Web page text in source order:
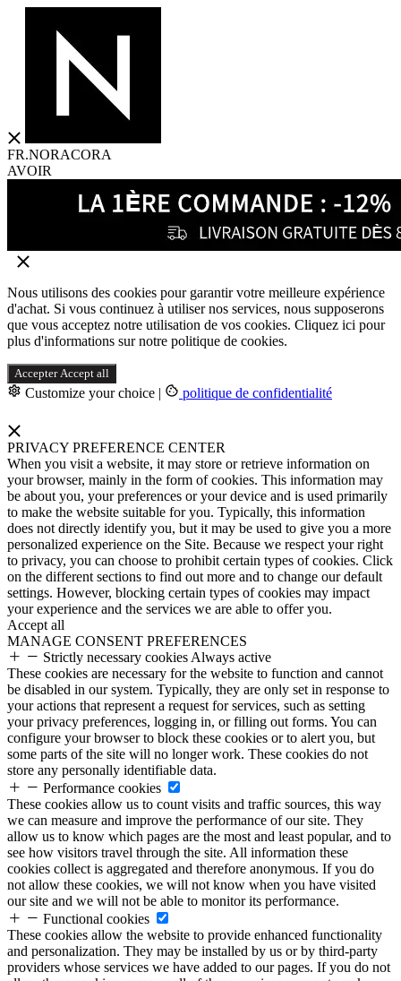
FR.NORACORA
AVOIR
Nous utilisons des cookies pour garantir votre meilleure expérience
d'achat. Si vous continuez à utiliser nos services, nous supposerons
que vous acceptez notre utilisation de vos cookies. Cliquez ici pour
plus d'informations sur notre politique de cookies.
Accepter Accept all
Customize your choice | politique de confidentialité
PRIVACY PREFERENCE CENTER
When you visit a website, it may store or retrieve information on
your browser, mainly in the form of cookies. This information may
be about you, your preferences or your device and is used primarily
to make the website suitable for you. Typically, this information
does not directly identify you, but it may be used to give you a more
personalized experience on the Site. Because we respect your right
to privacy, you can choose to prohibit certain types of cookies. Click
on the different sections to find out more and to change our default
settings. However, blocking certain types of cookies may impact
your experience and the services we are able to offer you.
Accept all
MANAGE CONSENT PREFERENCES
Strictly necessary cookies Always active
These cookies are necessary for the website to function and cannot
be disabled in our system. Typically, they are only set in response to
your actions that represent a request for services, such as setting
your privacy preferences, logging in, or filling out forms. You can
configure your browser to block these cookies or to alert you, but
some parts of the site will no longer work. These cookies do not
store any personally identifiable data.
Performance cookies
These cookies allow us to count visits and traffic sources, this way
we can measure and improve the performance of our site. They
allow us to know which pages are the most and least popular, and to
see how visitors travel through the site. All information these
cookies collect is aggregated and therefore anonymous. If you do
not allow these cookies, we will not know when you have visited
our site and we will not be able to monitor its performance.
Functional cookies
These cookies allow the website to provide enhanced functionality
and personalization. They may be installed by us or by third-party
providers whose services we have added to our pages. If you do not